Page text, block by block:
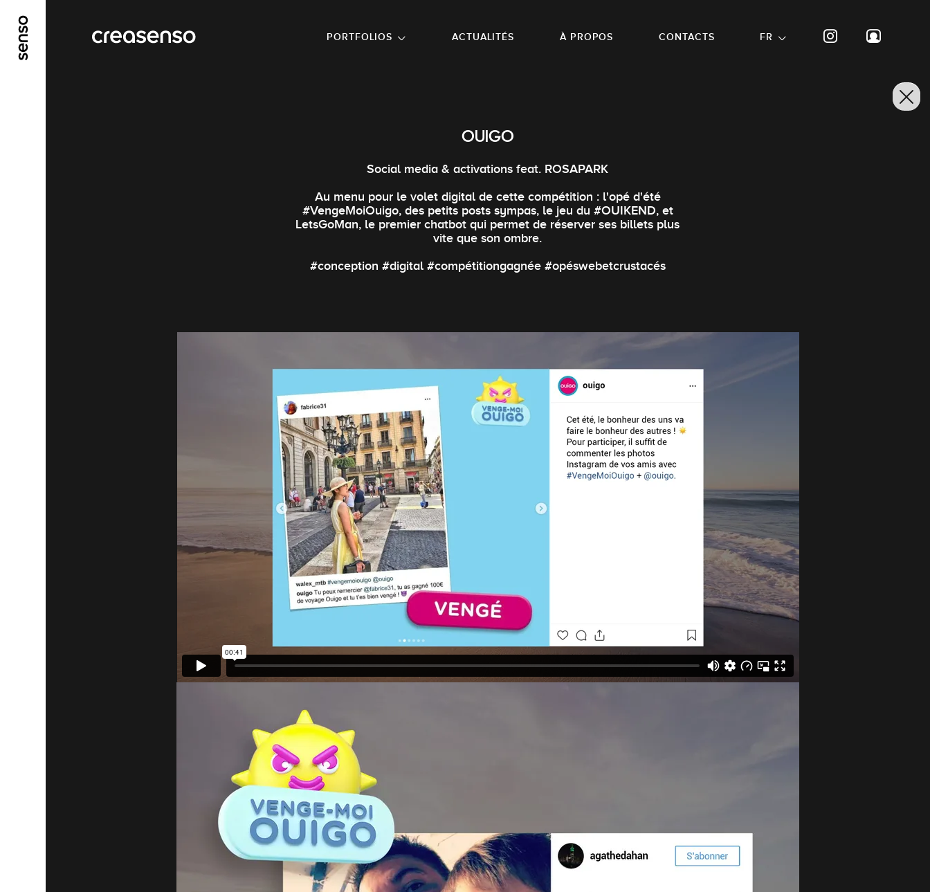
PORTFOLIOS
ACTUALITÉS À PROPOS CONTACTS FR
OUIGO
Social media & activations feat. ROSAPARK
Au menu pour le volet digital de cette compétition : l'opé d'été
#VengeMoiOuigo, des petits posts sympas, le jeu du #OUIKEND, et
LetsGoMan, le premier chatbot qui permet de réserver ses billets plus
vite que son ombre.
#conception #digital #compétitiongagnée #opéswebetcrustacés